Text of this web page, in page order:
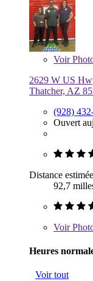
Voir
2629 W US
Thatcher, AZ
(928)
Ouvert
Distance estimée
92,7
Voir
Heures
Voir tout